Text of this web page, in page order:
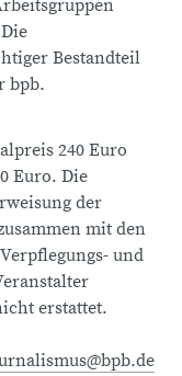
Bestandteil
bpb.
240 Euro
Euro. Die
der
mit den
und
erstattet.